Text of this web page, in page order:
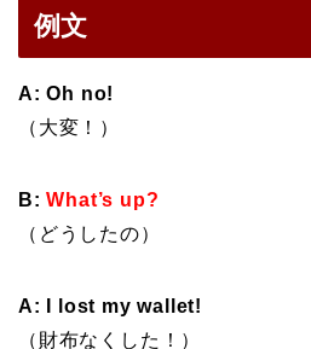
例文
A: Oh no!
（大変！）
B:What’s up?
（どうしたの）
A: I lost my wallet!
（財布なくした！）